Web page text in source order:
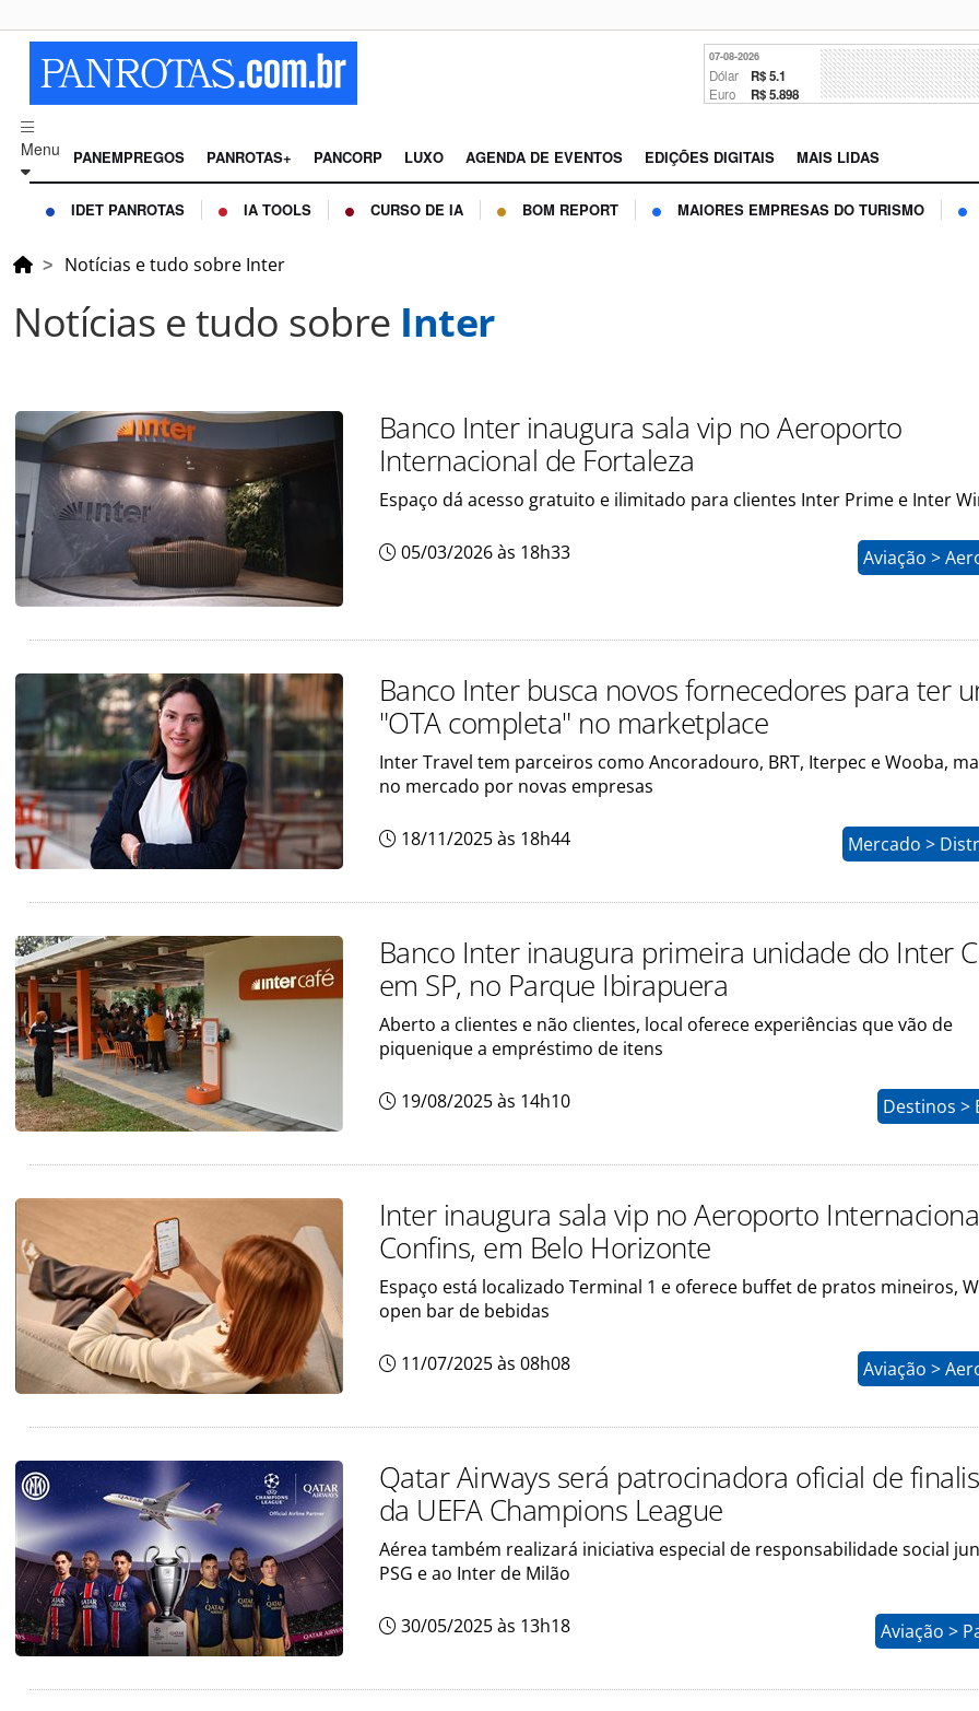
07-08-2026
Dólar R$ 5.1
Euro R$ 5.898
Menu PANEMPREGOS PANROTAS+ PANCORP LUXO AGENDA DE EVENTOS EDIÇÕES DIGITAIS MAIS LIDAS
IDET PANROTAS IA TOOLS CURSO DE IA BOM REPORT MAIORES EMPRESAS DO TURISMO
Notícias e tudo sobre Inter
Notícias e tudo sobre Inter
Banco Inter inaugura sala vip no Aeroporto
Internacional de Fortaleza
Espaço dá acesso gratuito e ilimitado para clientes Inter Prime e Inter
05/03/2026 às 18h33 Aviação >
Banco Inter busca novos fornecedores para ter
"OTA completa" no marketplace
Inter Travel tem parceiros como Ancoradouro, BRT, Iterpec e Wooba,
no mercado por novas empresas
18/11/2025 às 18h44 Mercado >
Banco Inter inaugura primeira unidade do Inter
em SP, no Parque Ibirapuera
Aberto a clientes e não clientes, local oferece experiências que vão de
piquenique a empréstimo de itens
19/08/2025 às 14h10 Destinos >
Inter inaugura sala vip no Aeroporto
Confins, em Belo Horizonte
Espaço está localizado Terminal 1 e oferece buffet de pratos mineiros,
open bar de bebidas
11/07/2025 às 08h08 Aviação >
Qatar Airways será patrocinadora oficial de
da UEFA Champions League
Aérea também realizará iniciativa especial de responsabilidade social
PSG e ao Inter de Milão
30/05/2025 às 13h18 Aviação >